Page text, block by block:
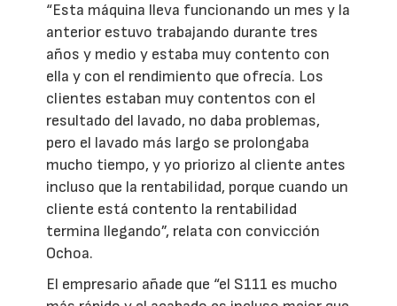
“Esta máquina lleva funcionando un mes y la
anterior estuvo trabajando durante tres
años y medio y estaba muy contento con
ella y con el rendimiento que ofrecía. Los
clientes estaban muy contentos con el
resultado del lavado, no daba problemas,
pero el lavado más largo se prolongaba
mucho tiempo, y yo priorizo al cliente antes
incluso que la rentabilidad, porque cuando un
cliente está contento la rentabilidad
termina llegando”, relata con convicción
Ochoa.
El empresario añade que “el S111 es mucho